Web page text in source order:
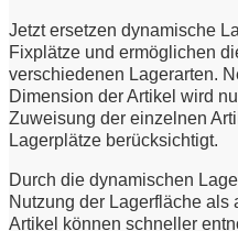
Jetzt ersetzen dynamische
Fixplätze und ermöglichen
verschiedenen Lagerarten.
Dimension der Artikel wird
Zuweisung der einzelnen
Lagerplätze berücksichtigt.
Durch die dynamischen
Nutzung der Lagerfläche
Artikel können schneller